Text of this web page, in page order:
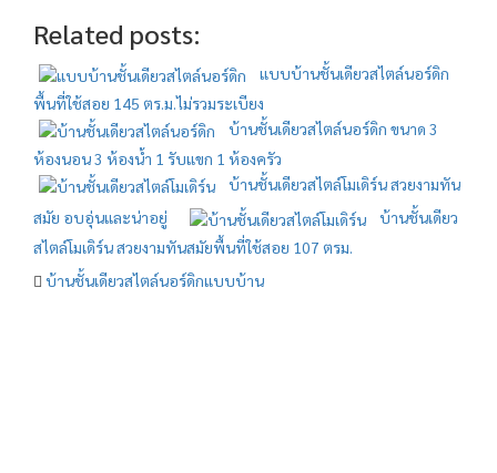
Related posts:
แบบบ้านชั้นเดียวสไตล์นอร์ดิก
พื้นที่ใช้สอย 145 ตร.ม.ไม่รวมระเบียง
บ้านชั้นเดียวสไตล์นอร์ดิก ขนาด 3
ห้องนอน 3 ห้องน้ำ 1 รับแขก 1 ห้องครัว
บ้านชั้นเดียวสไตล์โมเดิร์น สวยงามทัน
สมัย อบอุ่นและน่าอยู่
บ้านชั้นเดียว
สไตล์โมเดิร์น สวยงามทันสมัยพื้นที่ใช้สอย 107 ตรม.
บ้านชั้นเดียวสไตล์นอร์ดิกแบบบ้าน